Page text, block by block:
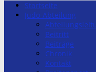
Startseite
Judo-Abteilung
Beitritt
Beiträge
Chronik
Kontakt